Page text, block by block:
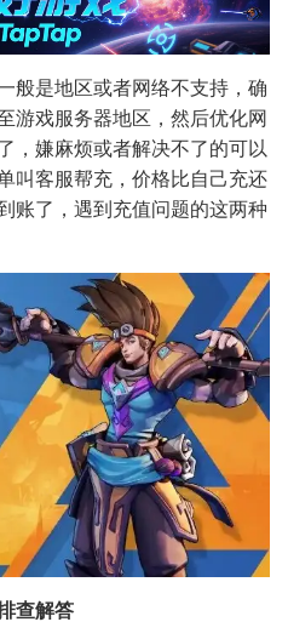
般是地区或者网络不支持，确
游戏服务器地区，然后优化网
，嫌麻烦或者解决不了的可以
叫客服帮充，价格比自己充还
账了，遇到充值问题的这两种
查解答